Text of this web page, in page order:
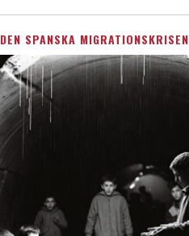
DEN SPANSKA MIGRATIONSKRISEN